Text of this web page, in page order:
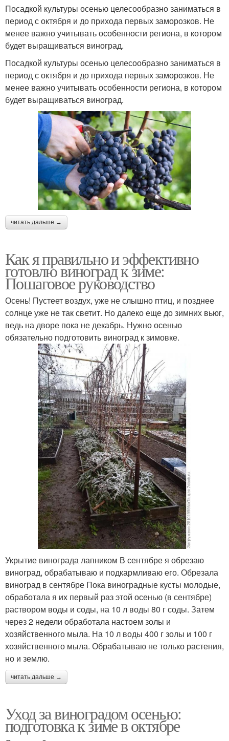
Посадкой культуры осенью целесообразно заниматься в
период с октября и до прихода первых заморозков. Не
менее важно учитывать особенности региона, в котором
будет выращиваться виноград.
Посадкой культуры осенью целесообразно заниматься в
период с октября и до прихода первых заморозков. Не
менее важно учитывать особенности региона, в котором
будет выращиваться виноград.
читать дальше →
Как я правильно и эффективно
готовлю виноград к зиме:
Пошаговое руководство
Осень! Пустеет воздух, уже не слышно птиц, и позднее
солнце уже не так светит. Но далеко еще до зимних вьюг,
ведь на дворе пока не декабрь. Нужно осенью
обязательно подготовить виноград к зимовке.
Укрытие винограда лапником В сентябре я обрезаю
виноград, обрабатываю и подкармливаю его. Обрезала
виноград в сентябре Пока виноградные кусты молодые,
обработала я их первый раз этой осенью (в сентябре)
раствором воды и соды, на 10 л воды 80 г соды. Затем
через 2 недели обработала настоем золы и
хозяйственного мыла. На 10 л воды 400 г золы и 100 г
хозяйственного мыла. Обрабатываю не только растения,
но и землю.
читать дальше →
Уход за виноградом осенью:
подготовка к зиме в октябре